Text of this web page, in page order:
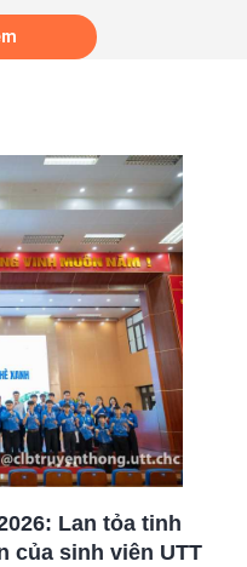
Lan tỏa tinh
của sinh viên UTT